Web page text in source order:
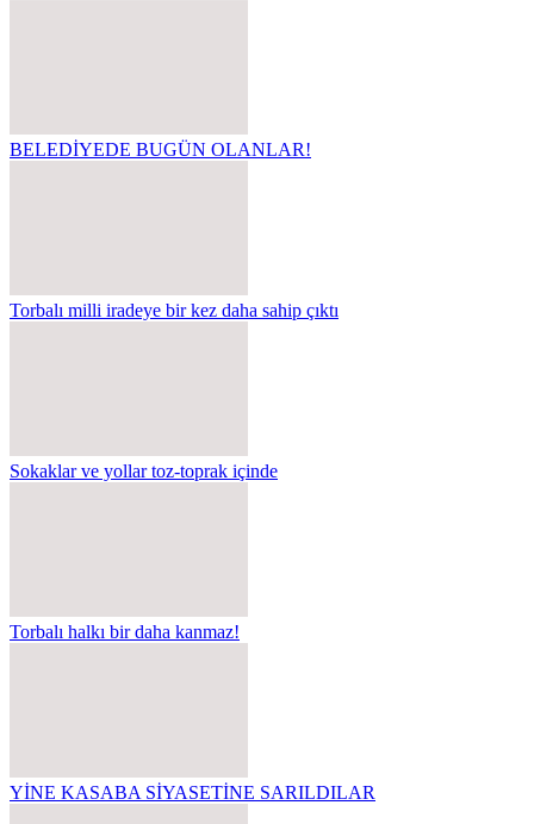
BELEDİYEDE BUGÜN OLANLAR!
Torbalı milli iradeye bir kez daha sahip çıktı
Sokaklar ve yollar toz-toprak içinde
Torbalı halkı bir daha kanmaz!
YİNE KASABA SİYASETİNE SARILDILAR